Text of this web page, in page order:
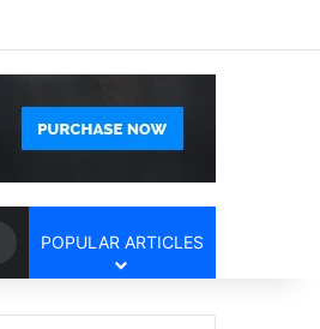
Search
for
POPULAR ARTICLES